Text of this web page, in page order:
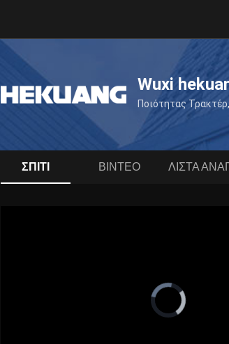
Wuxi
Ποιότητας
ΣΠΊΤΙ ΒΊΝΤΕΟ ΛΊΣΤΑ
Video
Player
is
loading.